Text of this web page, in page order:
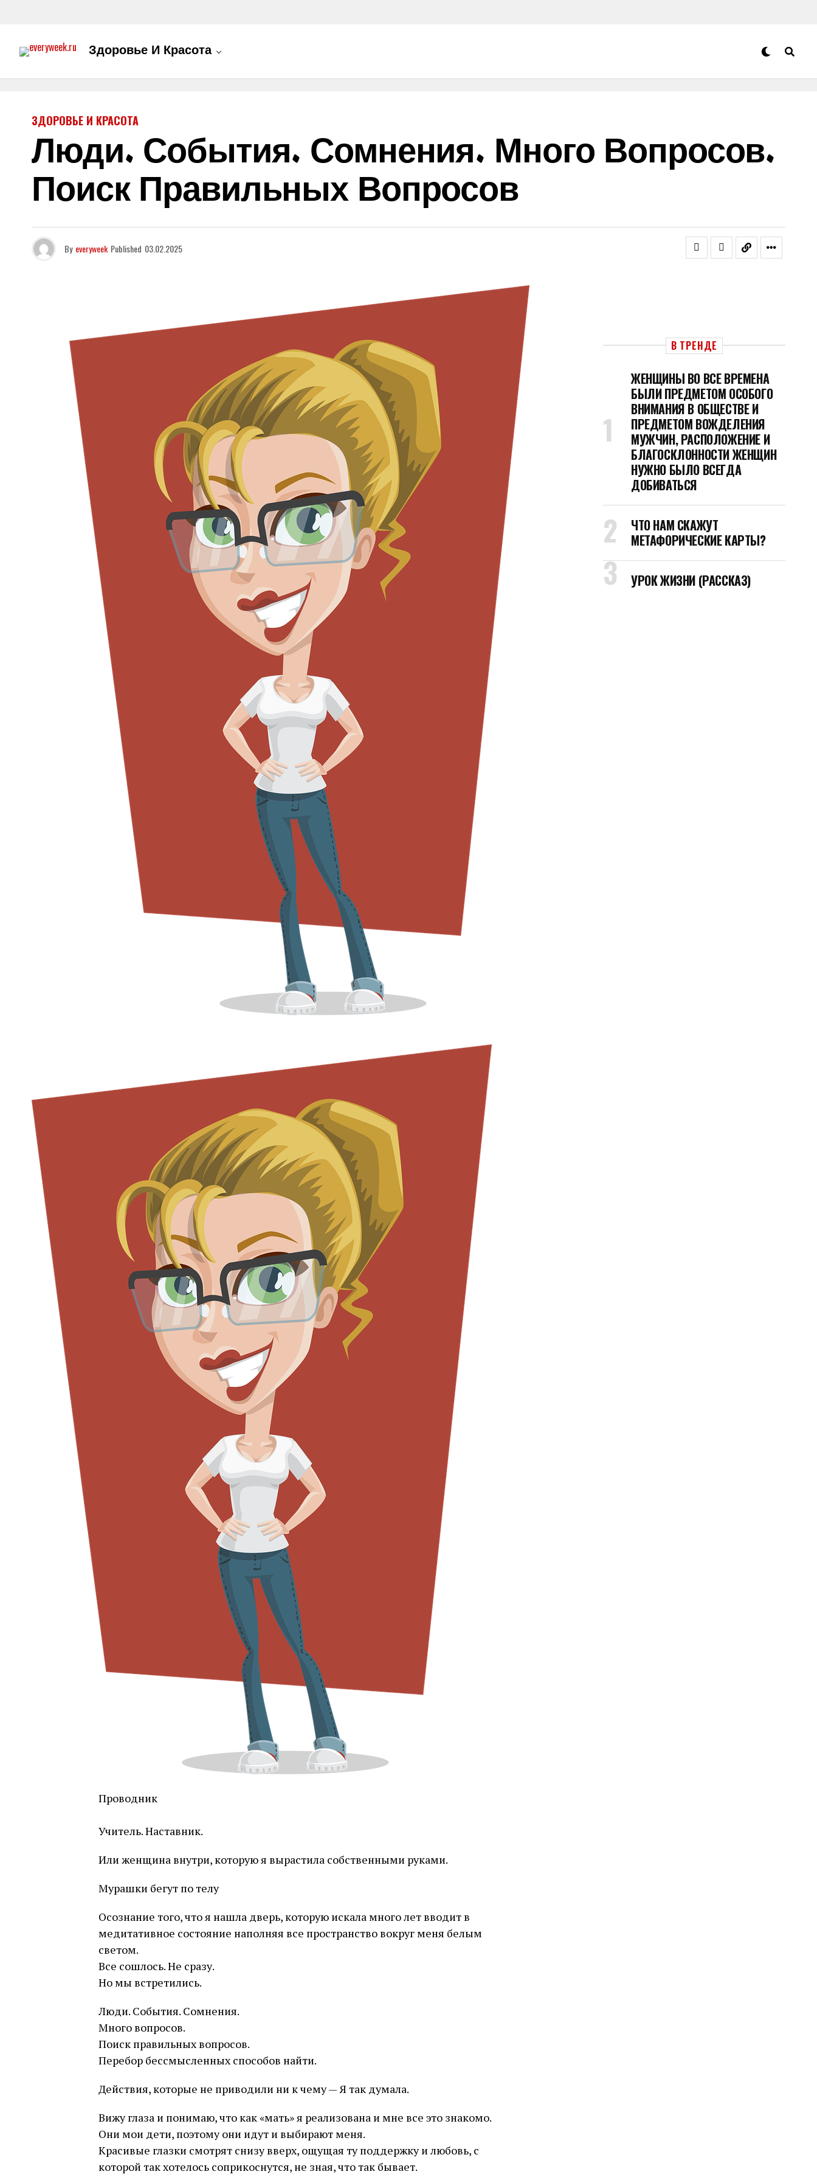
Здоровье И Красота
ЗДОРОВЬЕ И КРАСОТА
Люди. События. Сомнения. Много Вопросов.
Поиск Правильных Вопросов
By everyweek Published 03.02.2025
Проводник
Учитель. Наставник.
Или женщина внутри, которую я вырастила собственными руками.
Мурашки бегут по телу
Осознание того, что я нашла дверь, которую искала много лет вводит в
медитативное состояние наполняя все пространство вокруг меня белым
светом.
Все сошлось. Не сразу.
Но мы встретились.
Люди. События. Сомнения.
Много вопросов.
Поиск правильных вопросов.
Перебор бессмысленных способов найти.
Действия, которые не приводили ни к чему — Я так думала.
Вижу глаза и понимаю, что как «мать» я реализована и мне все это знакомо.
Они мои дети, поэтому они идут и выбирают меня.
Красивые глазки смотрят снизу вверх, ощущая ту поддержку и любовь, с
которой так хотелось соприкоснутся, не зная, что так бывает.
В ТРЕНДЕ
ЖЕНЩИНЫ ВО ВСЕ ВРЕМЕНА
БЫЛИ ПРЕДМЕТОМ ОСОБОГО
ВНИМАНИЯ В ОБЩЕСТВЕ И
ПРЕДМЕТОМ ВОЖДЕЛЕНИЯ
МУЖЧИН, РАСПОЛОЖЕНИЕ И
БЛАГОСКЛОННОСТИ ЖЕНЩИН
НУЖНО БЫЛО ВСЕГДА
ДОБИВАТЬСЯ
ЧТО НАМ СКАЖУТ
МЕТАФОРИЧЕСКИЕ КАРТЫ?
УРОК ЖИЗНИ (РАССКАЗ)